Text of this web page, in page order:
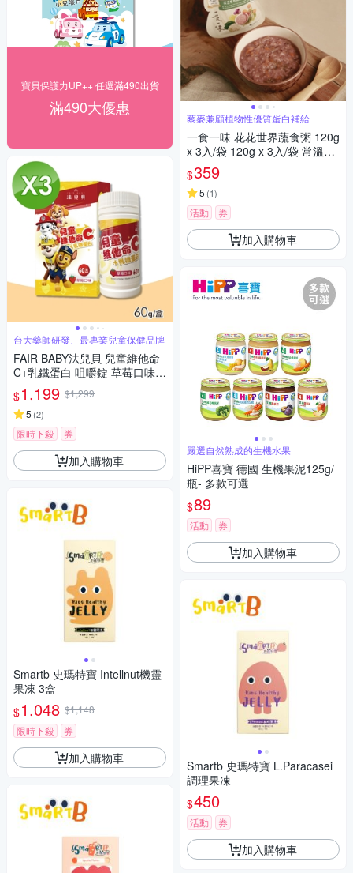
寶貝保護力UP++ 任選滿490出貨
滿490大優惠
台大藥師研發、最專業兒童保健品牌
FAIR BABY法兒貝 兒童維他命
C+乳鐵蛋白 咀嚼錠 草莓口味 3
盒組(60g/盒)
$1,199 $1,299
5 (2)
限時下殺 券
加入購物車
Smartb 史瑪特寶 Intellnut機靈
果凍 3盒
$1,048 $1,148
限時下殺
券
加入購物車
藜麥兼顧植物性優質蛋白補給
一食一味 花花世界蔬食粥 120g
x 3入/袋 120g x 3入/袋 常溫粥/
輕食粥/寶寶粥/副食品
$359
5 (1)
活動 券
加入購物車
嚴選自然熟成的生機水果
HiPP喜寶 德國 生機果泥125g/
瓶- 多款可選
$89
活動 券
加入購物車
Smartb 史瑪特寶 L.Paracasei
調理果凍
$450
活動 券
加入購物車